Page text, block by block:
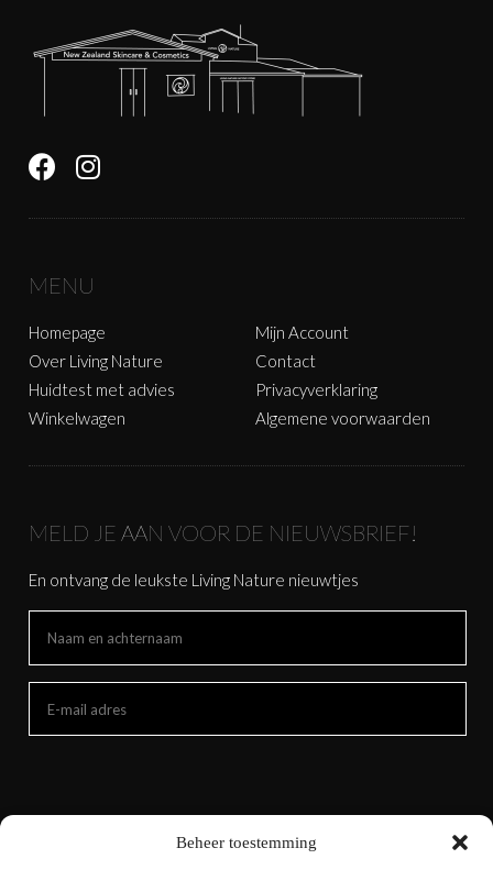
Beheer toestemming
MENU
Homepage
Over Living Nature
Huidtest met advies
Winkelwagen
Mijn Account
Contact
Privacyverklaring
Algemene voorwaarden
MELD JE AAN VOOR DE NIEUWSBRIEF!
En ontvang de leukste Living Nature nieuwtjes